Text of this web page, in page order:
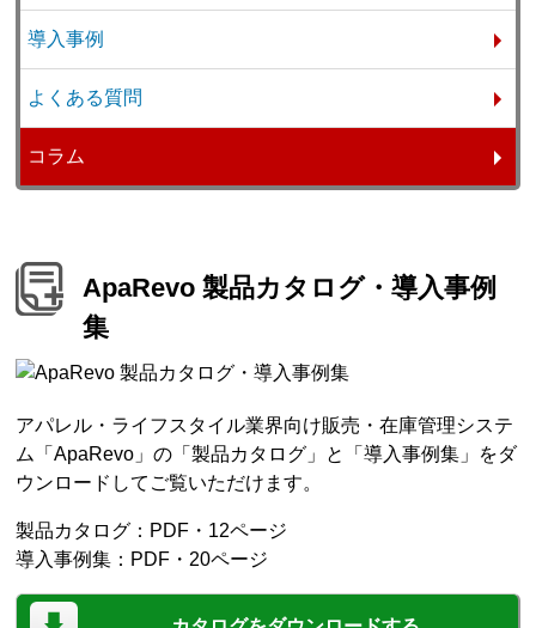
導入事例
よくある質問
コラム
ApaRevo 製品カタログ・導入事例
集
アパレル・ライフスタイル業界向け販売・在庫管理システ
ム「ApaRevo」の「製品カタログ」と「導入事例集」をダ
ウンロードしてご覧いただけます。
製品カタログ：PDF・12ページ
導入事例集：PDF・20ページ